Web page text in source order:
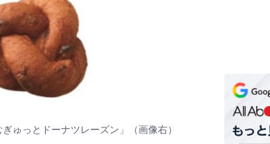
ゅっとドーナツレーズン」（画像右）